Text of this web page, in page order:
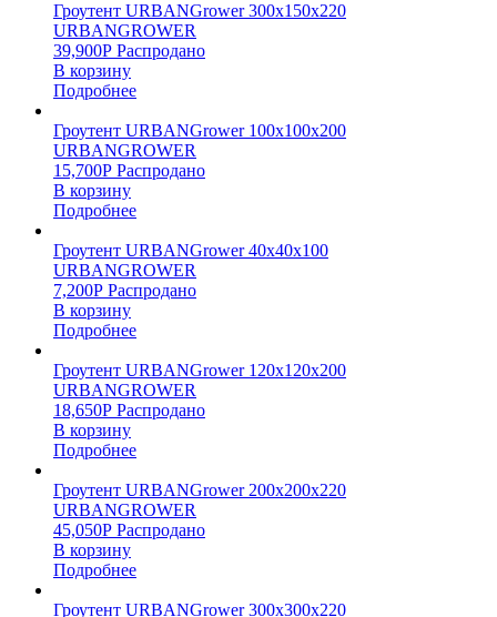
Гроутент URBANGrower 300х150х220
URBANGROWER
39,900Р Распродано
В корзину
Подробнее
Гроутент URBANGrower 100х100х200
URBANGROWER
15,700Р Распродано
В корзину
Подробнее
Гроутент URBANGrower 40х40х100
URBANGROWER
7,200Р Распродано
В корзину
Подробнее
Гроутент URBANGrower 120х120х200
URBANGROWER
18,650Р Распродано
В корзину
Подробнее
Гроутент URBANGrower 200х200х220
URBANGROWER
45,050Р Распродано
В корзину
Подробнее
Гроутент URBANGrower 300х300х220